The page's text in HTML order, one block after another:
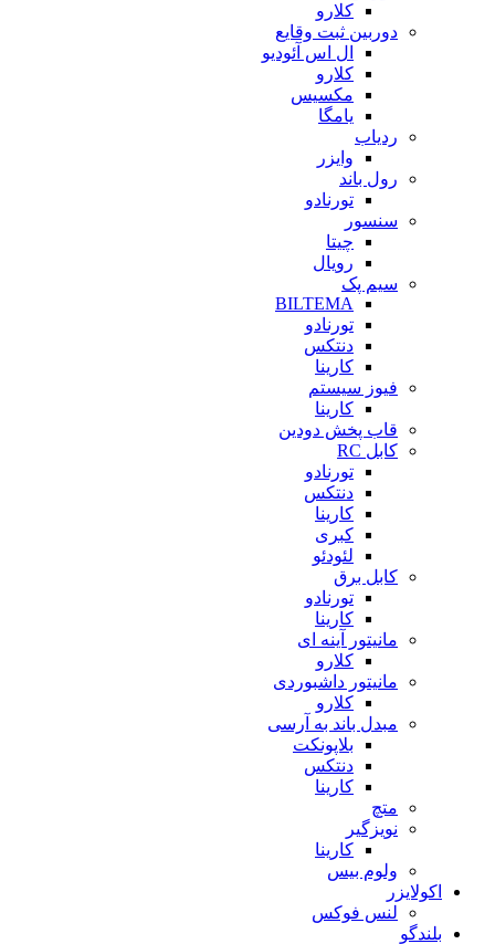
کلارو
دوربین ثبت وقایع
ال اس آئودیو
کلارو
مکسیس
یامگا
ردیاب
وایزر
رول باند
تورنادو
سنسور
چیتا
رویال
سیم پک
BILTEMA
تورنادو
دنتکس
کارینا
فیوز سیستم
کارینا
قاب پخش دودین
کابل RC
تورنادو
دنتکس
کارینا
کبری
لئودئو
کابل برق
تورنادو
کارینا
مانیتور آینه ای
کلارو
مانیتور داشبوردی
کلارو
مبدل باند به آرسی
بلاپونکت
دنتکس
کارینا
متچ
نویزگیر
کارینا
ولوم بیس
اکولایزر
لنس فوکس
بلندگو